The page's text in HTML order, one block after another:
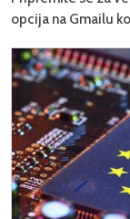
opcija na Gmailu